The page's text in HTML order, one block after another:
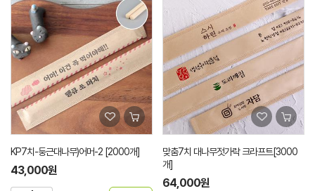
KP7치-둥근대나무)어머-2 [2000개]
43,000원
맞춤7치 대나무젓가락 크라프트[3000
개]
64,000원